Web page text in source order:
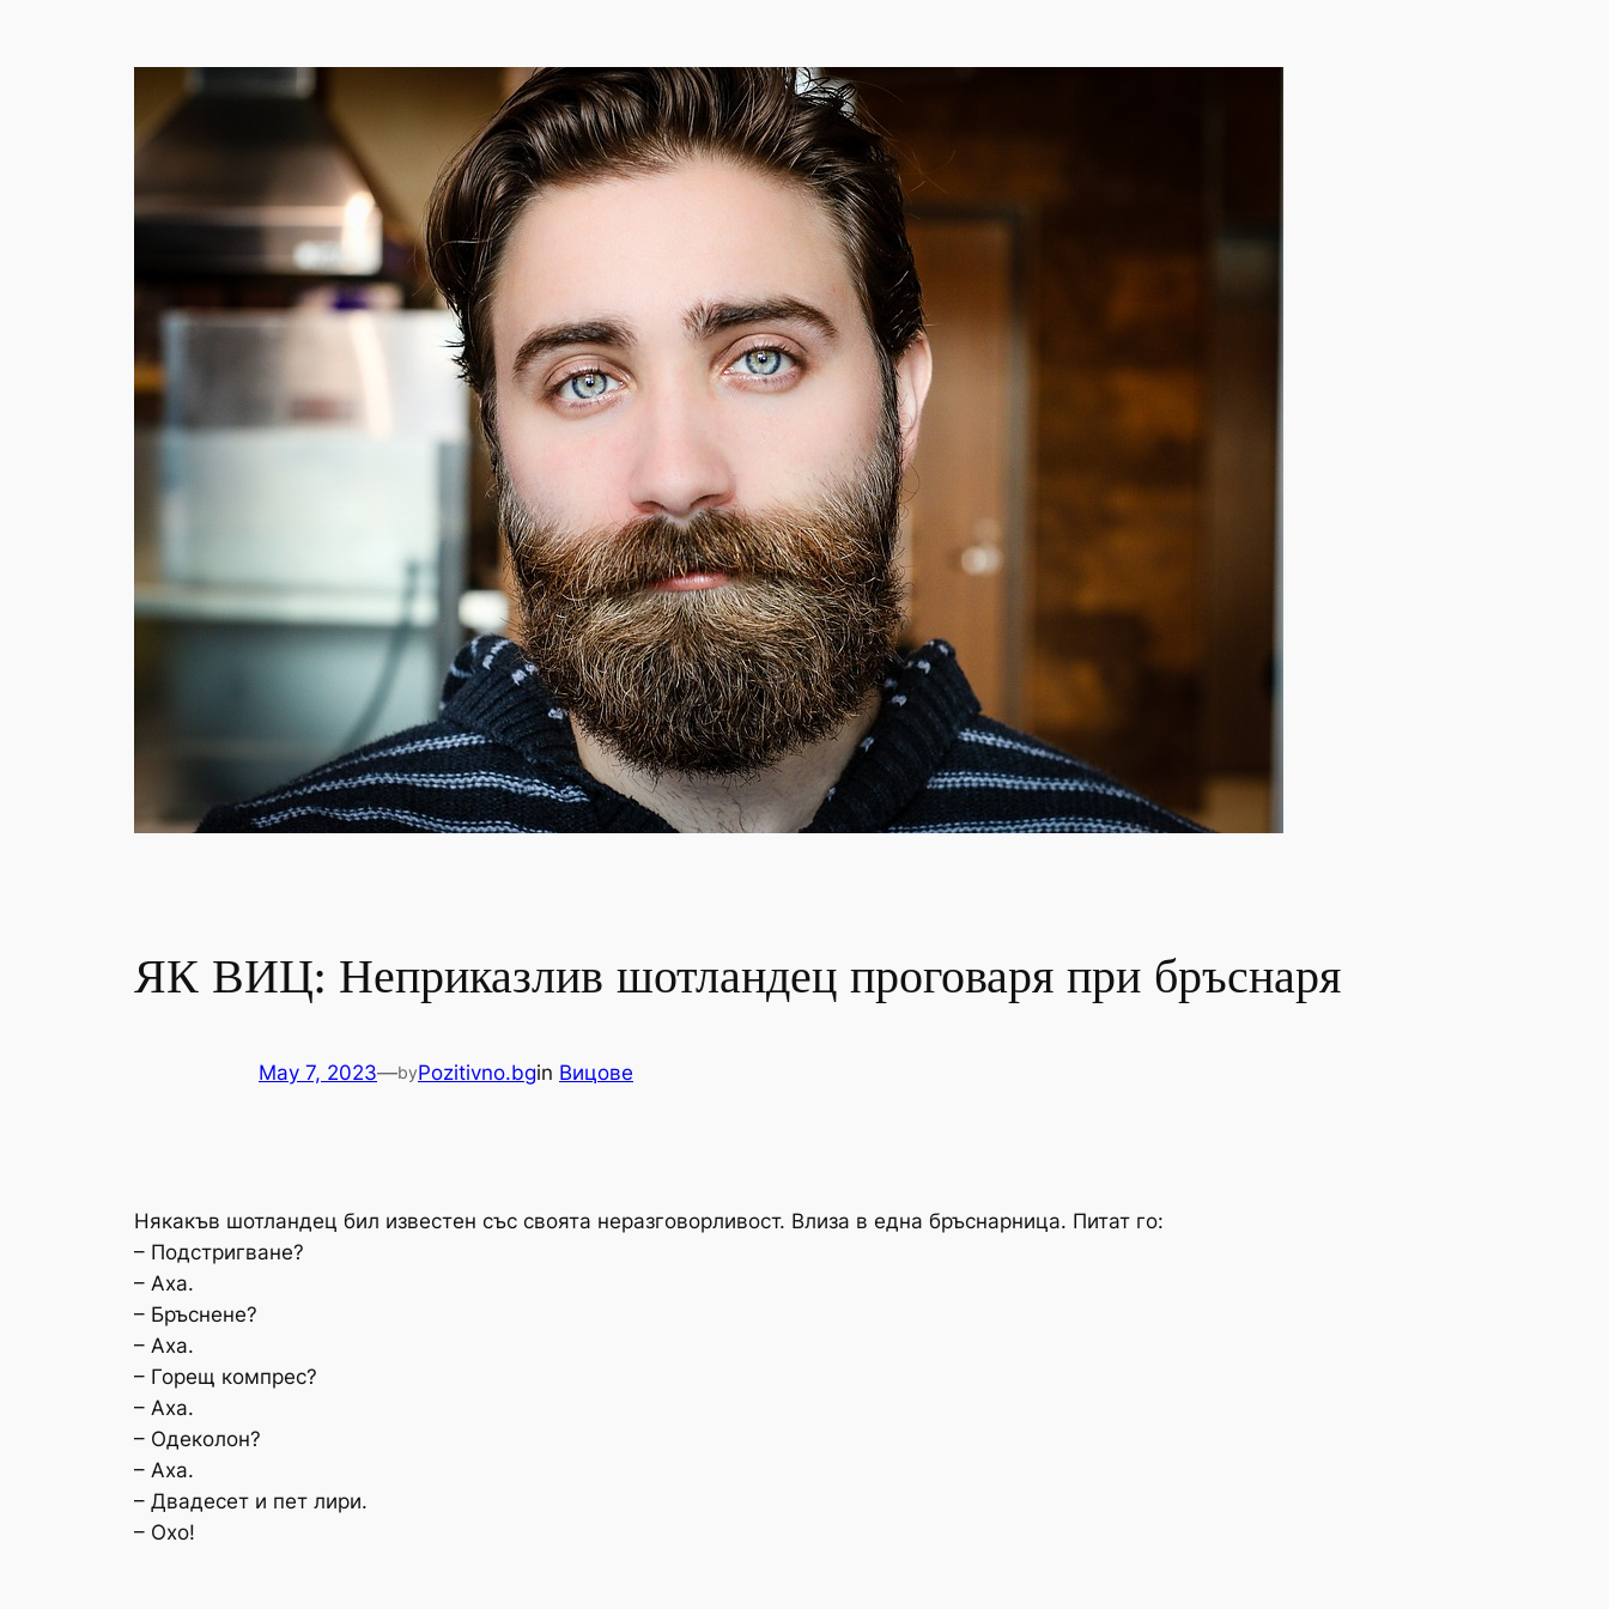
ЯК ВИЦ: Неприказлив шотландец проговаря при бръснаря
May 7, 2023—byPozitivno.bgin Вицове
Някакъв шотландец бил известен със своята неразговорливост. Влиза в една бръснарница. Питат го:
– Подстригване?
– Аха.
– Бръснене?
– Аха.
– Горещ компрес?
– Аха.
– Одеколон?
– Аха.
– Двадесет и пет лири.
– Охо!